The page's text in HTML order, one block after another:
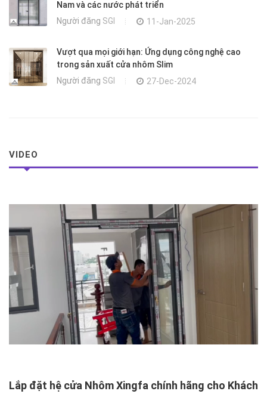
Nam và các nước phát triển
Người đăng SGI 11-Jan-2025
Vượt qua mọi giới hạn: Ứng dụng công nghệ cao
trong sản xuất cửa nhôm Slim
Người đăng SGI 27-Dec-2024
VIDEO
Lắp đặt hệ cửa Nhôm Xingfa chính hãng cho Khách